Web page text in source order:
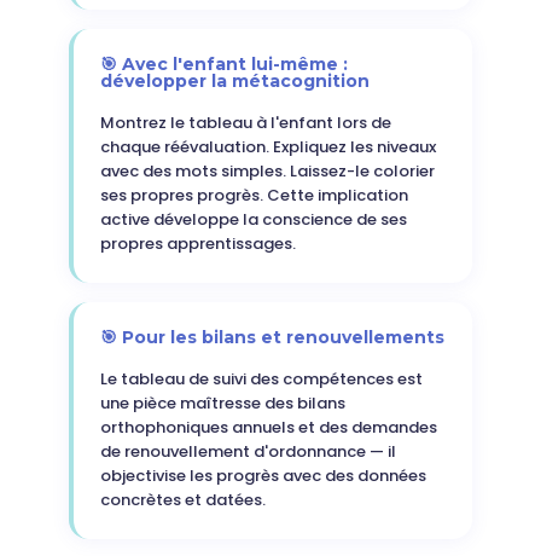
🎯 Avec l'enfant lui-même :
développer la métacognition
Montrez le tableau à l'enfant lors de
chaque réévaluation. Expliquez les niveaux
avec des mots simples. Laissez-le colorier
ses propres progrès. Cette implication
active développe la conscience de ses
propres apprentissages.
🎯 Pour les bilans et renouvellements
Le tableau de suivi des compétences est
une pièce maîtresse des bilans
orthophoniques annuels et des demandes
de renouvellement d'ordonnance — il
objectivise les progrès avec des données
concrètes et datées.